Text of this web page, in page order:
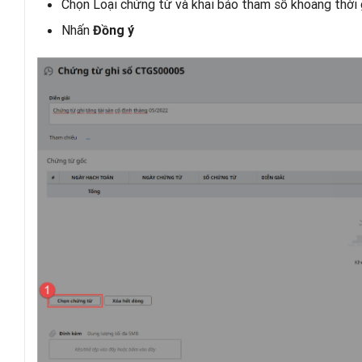
Chọn Loại chứng từ và khai báo tham số khoảng thời
Nhấn Đồng ý